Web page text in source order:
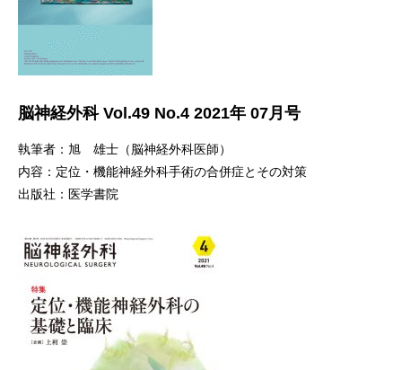
脳神経外科 Vol.49 No.4 2021年 07月号
執筆者：旭 雄士（脳神経外科医師）
内容：定位・機能神経外科手術の合併症とその対策
出版社：医学書院